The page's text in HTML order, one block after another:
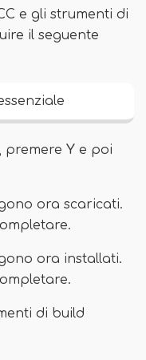
e gli strumenti di
il seguente
premere Y e poi
ora scaricati.
ora installati.
di build